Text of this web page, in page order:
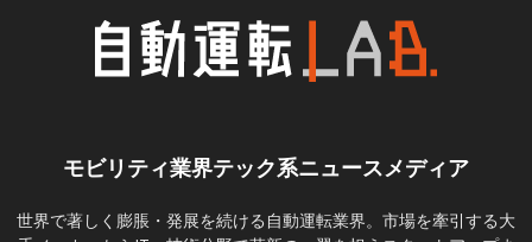
モビリティ業界テック系ニュースメディア
世界で著しく膨脹・発展を続ける自動運転業界。市場を牽引する大